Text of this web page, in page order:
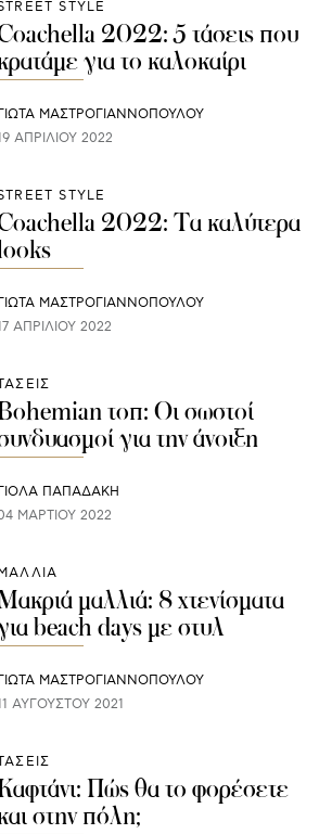
STYLE
2022: 5 τάσεις που
για το καλοκαίρι
ΜΑΣΤΡΟΓΙΑΝΝΟΠΟΥΛΟΥ
ΑΠΡΙΛΊΟΥ 2022
STYLE
2022: Τα καλύτερα
ΜΑΣΤΡΟΓΙΑΝΝΟΠΟΥΛΟΥ
ΑΠΡΙΛΊΟΥ 2022
τοπ: Οι σωστοί
για την άνοιξη
ΠΑΠΑΔΆΚΗ
ΜΑΡΤΊΟΥ 2022
μαλλιά: 8 χτενίσματα
beach days με στυλ
ΜΑΣΤΡΟΓΙΑΝΝΟΠΟΥΛΟΥ
ΑΥΓΟΎΣΤΟΥ 2021
Πώς θα το φορέσετε
στην πόλη;